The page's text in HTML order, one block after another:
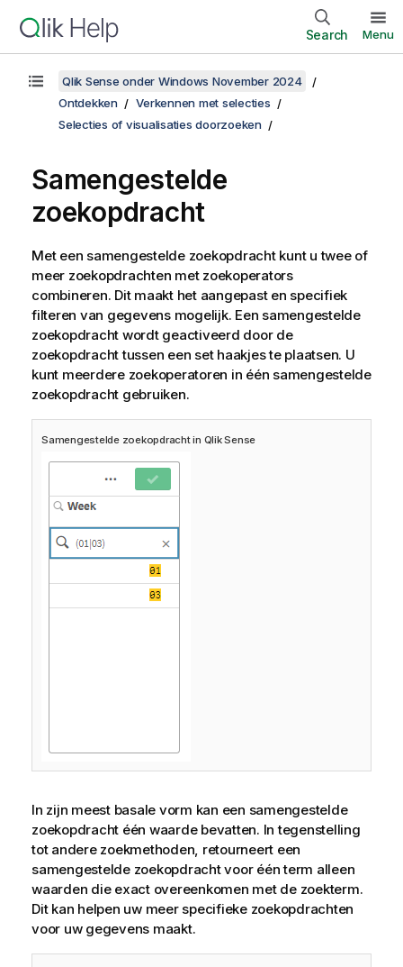
Search Menu
Qlik Sense onder Windows November 2024
Ontdekken
Verkennen met selecties
Selecties of visualisaties doorzoeken
Samengestelde
zoekopdracht
Met een samengestelde zoekopdracht kunt u twee of
meer zoekopdrachten met zoekoperators
combineren. Dit maakt het aangepast en specifiek
filteren van gegevens mogelijk. Een samengestelde
zoekopdracht wordt geactiveerd door de
zoekopdracht tussen een set haakjes te plaatsen. U
kunt meerdere zoekoperatoren in één samengestelde
zoekopdracht gebruiken.
Samengestelde zoekopdracht in Qlik Sense
In zijn meest basale vorm kan een samengestelde
zoekopdracht één waarde bevatten. In tegenstelling
tot andere zoekmethoden, retourneert een
samengestelde zoekopdracht voor één term alleen
waarden die exact overeenkomen met de zoekterm.
Dit kan helpen uw meer specifieke zoekopdrachten
voor uw gegevens maakt.